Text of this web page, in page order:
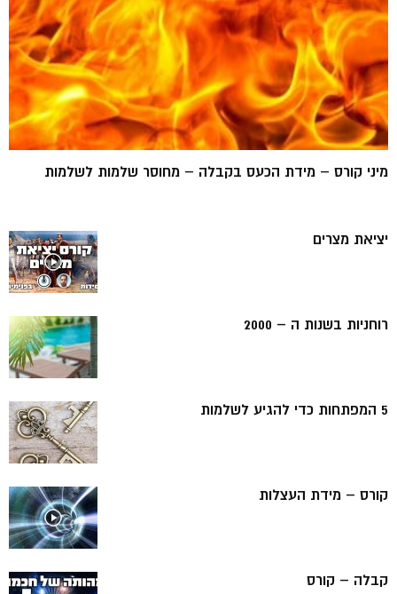
מיני קורס – מידת הכעס בקבלה – מחוסר שלמות לשלמות
יציאת מצרים
רוחניות בשנות ה – 2000
5 המפתחות כדי להגיע לשלמות
קורס – מידת העצלות
קבלה – קורס